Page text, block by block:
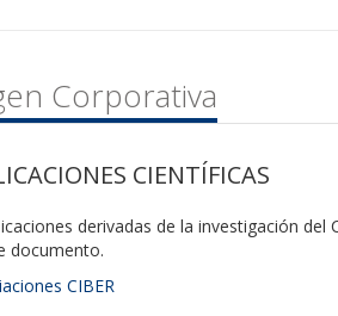
Corporativa
CIENTÍFICAS
derivadas de la investigación del
documento.
CIBER